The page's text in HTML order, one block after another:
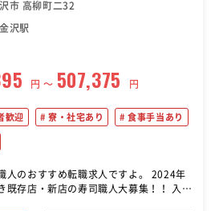
市 高柳町二32
沢駅
円 〜 507,375 円
歓迎 寮・社宅あり 食事手当あり
おすすめ転職求人ですよ。 2024年
既存店・新店の寿司職人大募集！！ 入社